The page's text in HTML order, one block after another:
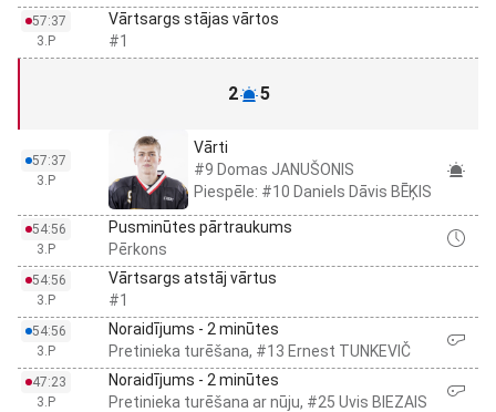
57:37
3.P
Vārtsargs stājas vārtos
#1
2 5
57:37
3.P
Vārti
#9 Domas JANUŠONIS
Piespēle: #10 Daniels Dāvis BĒĶIS
54:56
3.P
Pusminūtes pārtraukums
Pērkons
54:56
3.P
Vārtsargs atstāj vārtus
#1
54:56
3.P
Noraidījums - 2 minūtes
Pretinieka turēšana, #13 Ernest TUNKEVIČ
47:23
3.P
Noraidījums - 2 minūtes
Pretinieka turēšana ar nūju, #25 Uvis BIEZAIS